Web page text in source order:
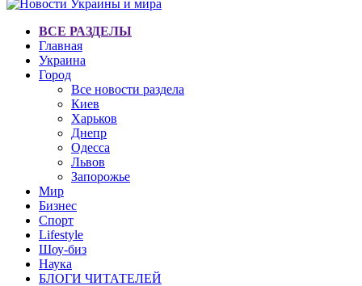
ВСЕ РАЗДЕЛЫ
Главная
Украина
Город
Все новости раздела
Киев
Харьков
Днепр
Одесса
Львов
Запорожье
Мир
Бизнес
Спорт
Lifestyle
Шоу-биз
Наука
БЛОГИ ЧИТАТЕЛЕЙ